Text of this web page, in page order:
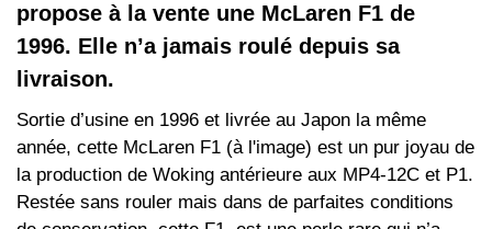
propose à la vente une McLaren F1 de
1996. Elle n’a jamais roulé depuis sa
livraison.
Sortie d’usine en 1996 et livrée au Japon la même
année, cette McLaren F1 (à l'image) est un pur joyau de
la production de Woking antérieure aux MP4-12C et P1.
Restée sans rouler mais dans de parfaites conditions